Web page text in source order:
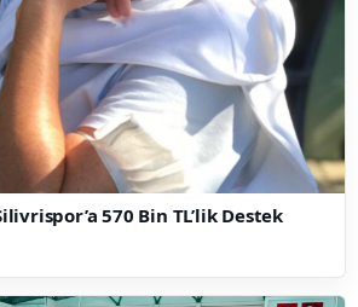
570 Bin TL’lik Destek